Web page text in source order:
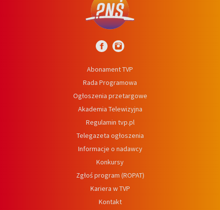
Abonament TVP
Rada Programowa
Ogłoszenia przetargowe
Akademia Telewizyjna
Regulamin tvp.pl
Telegazeta ogłoszenia
Informacje o nadawcy
Konkursy
Zgłoś program (ROPAT)
Kariera w TVP
Kontakt